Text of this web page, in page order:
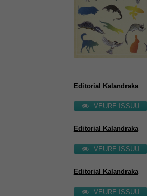
Editorial Kalandraka
VEURE ISSUU
Editorial Kalandraka
VEURE ISSUU
Editorial Kalandraka
VEURE ISSUU